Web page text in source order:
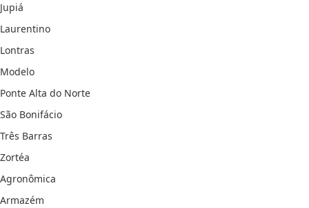
Jupiá
Laurentino
Lontras
Modelo
Ponte Alta do Norte
São Bonifácio
Três Barras
Zortéa
Agronômica
Armazém